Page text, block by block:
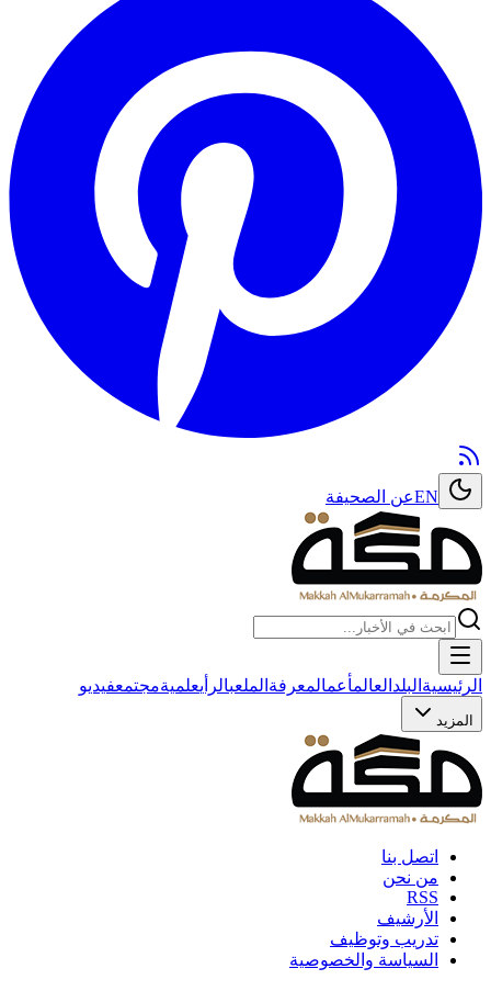
ENعن الصحيفة
الرئيسية البلد العالمأعمالمعرفة الملعبالرأيعلميةمجتمعفيديو
المزيد
اتصل بنا
من نحن
RSS
الأرشيف
تدريب وتوظيف
السياسة والخصوصية